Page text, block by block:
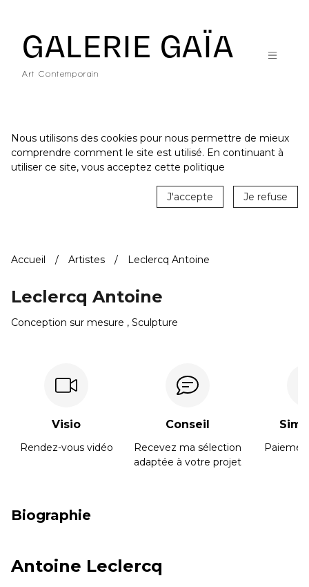
GALERIE GAÏA
Art Contemporain
ACCUEIL
ARTISTES
LE LIEU
STUDIO
Mardi & Mercredi 15h à 19h - Jeudi au Samedi 11h
contact@galeriegaia.fr
Nous utilisons des cookies pour nous permettre de mieux
comprendre comment le site est utilisé. En continuant à
utiliser ce site, vous acceptez cette politique
J'accepte Je refuse
Accueil Artistes Leclercq Antoine
Leclercq Antoine
Conception sur mesure , Sculpture
Visio
Rendez-vous vidéo
Conseil
Recevez ma sélection
adaptée à votre projet
Biographie
Antoine Leclercq